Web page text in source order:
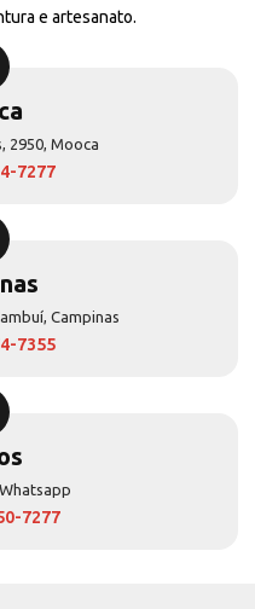
e artesanato.
2950, Mooca
7277
Campinas
7355
7277